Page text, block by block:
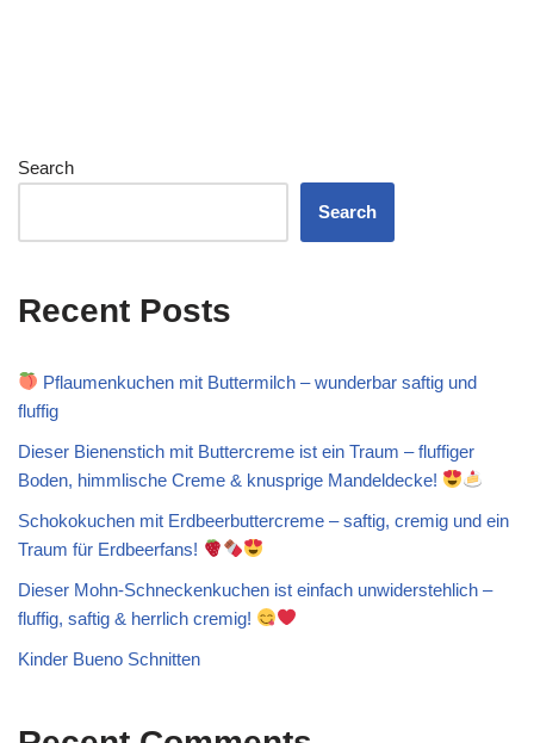
Search
Search
Recent Posts
Pflaumenkuchen mit Buttermilch – wunderbar saftig und
fluffig
Dieser Bienenstich mit Buttercreme ist ein Traum – fluffiger
Boden, himmlische Creme & knusprige Mandeldecke!
Schokokuchen mit Erdbeerbuttercreme – saftig, cremig und ein
Traum für Erdbeerfans!
Dieser Mohn-Schneckenkuchen ist einfach unwiderstehlich –
fluffig, saftig & herrlich cremig!
Kinder Bueno Schnitten